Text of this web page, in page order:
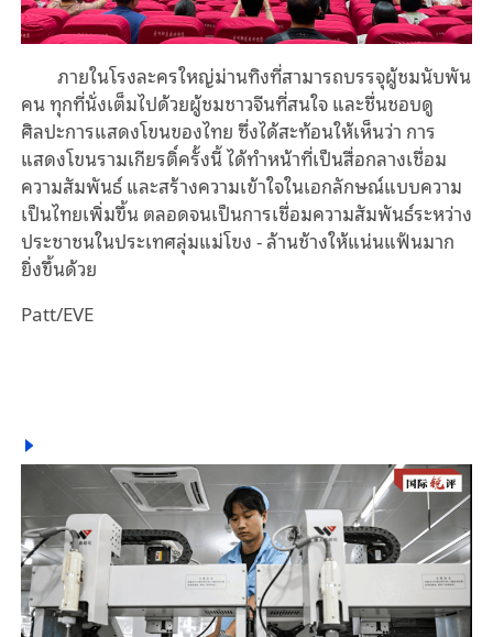
ภายในโรงละครใหญ่ม่านทิงที่สามารถบรรจุผู้ชมนับพัน
คน ทุกที่นั่งเต็มไปด้วยผู้ชมชาวจีนที่สนใจ และชื่นชอบดู
ศิลปะการแสดงโขนของไทย ซึ่งได้สะท้อนให้เห็นว่า การ
แสดงโขนรามเกียรติ์ครั้งนี้ ได้ทำหน้าที่เป็นสื่อกลางเชื่อม
ความสัมพันธ์ และสร้างความเข้าใจในเอกลักษณ์แบบความ
เป็นไทยเพิ่มขึ้น ตลอดจนเป็นการเชื่อมความสัมพันธ์ระหว่าง
ประชาชนในประเทศลุ่มแม่โขง - ล้านช้างให้แน่นแฟ้นมาก
ยิ่งขึ้นด้วย
Patt/EVE